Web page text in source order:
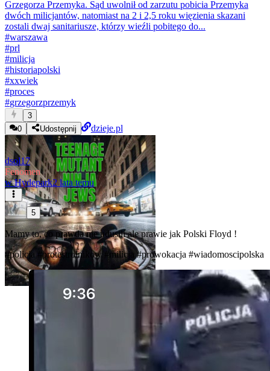
Grzegorza Przemyka. Sąd uwolnił od zarzutu pobicia Przemyka
dwóch milicjantów, natomiast na 2 i 2,5 roku więzienia skazani
zostali dwaj sanitariusze, którzy wieźli pobitego do...
#warszawa
#prl
#milicja
#historiapolski
#xxwiek
#proces
#grzegorzprzemyk
3
0
Udostępnij dzieje.pl
dsol17
Fenomen
w Hydepark2 lata temu
5
Mamy to, co prawda nie udusili ale prawie jak Polski Floyd !
#policja
#protestrolnikow #milicja #prowokacja #wiadomoscipolska